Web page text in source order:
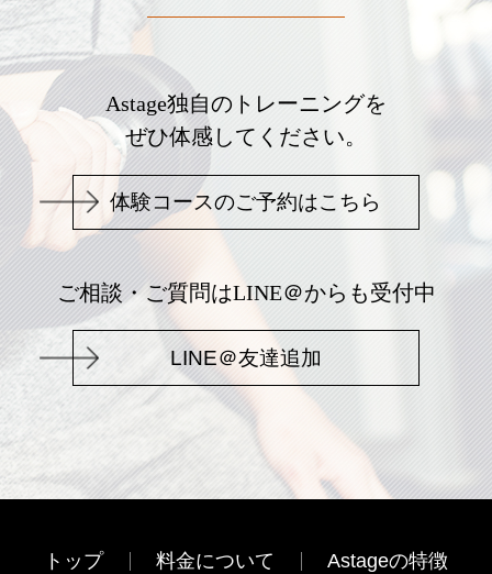
Astage独自のトレーニングを
ぜひ体感してください。
体験コースのご予約はこちら
ご相談・ご質問はLINE＠からも受付中
LINE＠友達追加
トップ 料金について
Astageの特徴